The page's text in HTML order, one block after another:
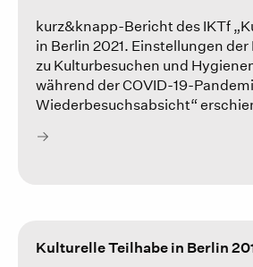
kurz&knapp-Bericht des IKTf
in Berlin 2021. Einstellungen
zu Kulturbesuchen und
während der COVID-19-
Wiederbesuchsabsicht“
Kulturelle Teilhabe in Berlin